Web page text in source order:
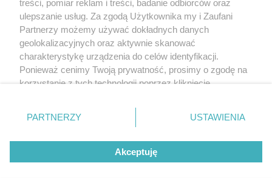
Stalking w Kędzierzynie-Koźlu. 34-
latek nękał kobietę przez blisko 1,5
roku
treści, pomiar reklam i treści, badanie odbiorców oraz
ulepszanie usług. Za zgodą Użytkownika my i Zaufani
Partnerzy możemy używać dokładnych danych
geolokalizacyjnych oraz aktywnie skanować
charakterystykę urządzenia do celów identyfikacji.
Ponieważ cenimy Twoją prywatność, prosimy o zgodę na
korzystanie z tych technologii poprzez kliknięcie
zmienić/wycofać klikając przycisk ustawień prywatności
znajdujący się w lewym dolnym rogu strony
rodzaje przetwarzania danych nie wymagają zgody
użytkownika, ale masz prawo sprzeciwić się takiemu
przetwarzaniu. Preferencje będą miały zastosowanie tylko
PARTNERZY USTAWIENIA
Akceptuję